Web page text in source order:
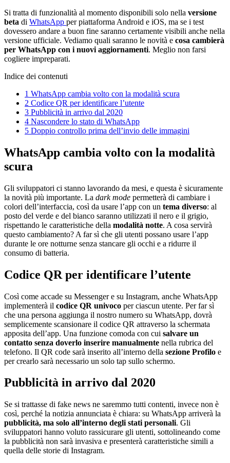
Si tratta di funzionalità al momento disponibili solo nella versione
beta di WhatsApp per piattaforma Android e iOS, ma se i test
dovessero andare a buon fine saranno certamente visibili anche nella
versione ufficiale. Vediamo quali saranno le novità e cosa cambierà
per WhatsApp con i nuovi aggiornamenti. Meglio non farsi
cogliere impreparati.
Indice dei contenuti
1 WhatsApp cambia volto con la modalità scura
2 Codice QR per identificare l’utente
3 Pubblicità in arrivo dal 2020
4 Nascondere lo stato di WhatsApp
5 Doppio controllo prima dell’invio delle immagini
WhatsApp cambia volto con la modalità
scura
Gli sviluppatori ci stanno lavorando da mesi, e questa è sicuramente
la novità più importante. La dark mode permetterà di cambiare i
colori dell’interfaccia, così da usare l’app con un tema diverso: al
posto del verde e del bianco saranno utilizzati il nero e il grigio,
rispettando le caratteristiche della modalità notte. A cosa servirà
questo cambiamento? A far sì che gli utenti possano usare l’app
durante le ore notturne senza stancare gli occhi e a ridurre il
consumo di batteria.
Codice QR per identificare l’utente
Così come accade su Messenger e su Instagram, anche WhatsApp
implementerà il codice QR univoco per ciascun utente. Per far sì
che una persona aggiunga il nostro numero su WhatsApp, dovrà
semplicemente scansionare il codice QR attraverso la schermata
apposita dell’app. Una funzione comoda con cui salvare un
contatto senza doverlo inserire manualmente nella rubrica del
telefono. Il QR code sarà inserito all’interno della sezione Profilo e
per crearlo sarà necessario un solo tap sullo schermo.
Pubblicità in arrivo dal 2020
Se si trattasse di fake news ne saremmo tutti contenti, invece non è
così, perché la notizia annunciata è chiara: su WhatsApp arriverà la
pubblicità, ma solo all’interno degli stati personali. Gli
sviluppatori hanno voluto rassicurare gli utenti, sottolineando come
la pubblicità non sarà invasiva e presenterà caratteristiche simili a
quella delle storie di Instagram.